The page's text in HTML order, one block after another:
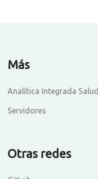
Más
Analítica Integrada Salud
Servidores
Otras redes